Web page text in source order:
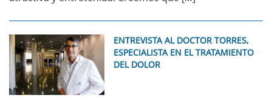
ENTREVISTA AL DOCTOR TORRES,
ESPECIALISTA EN EL TRATAMIENTO
DEL DOLOR